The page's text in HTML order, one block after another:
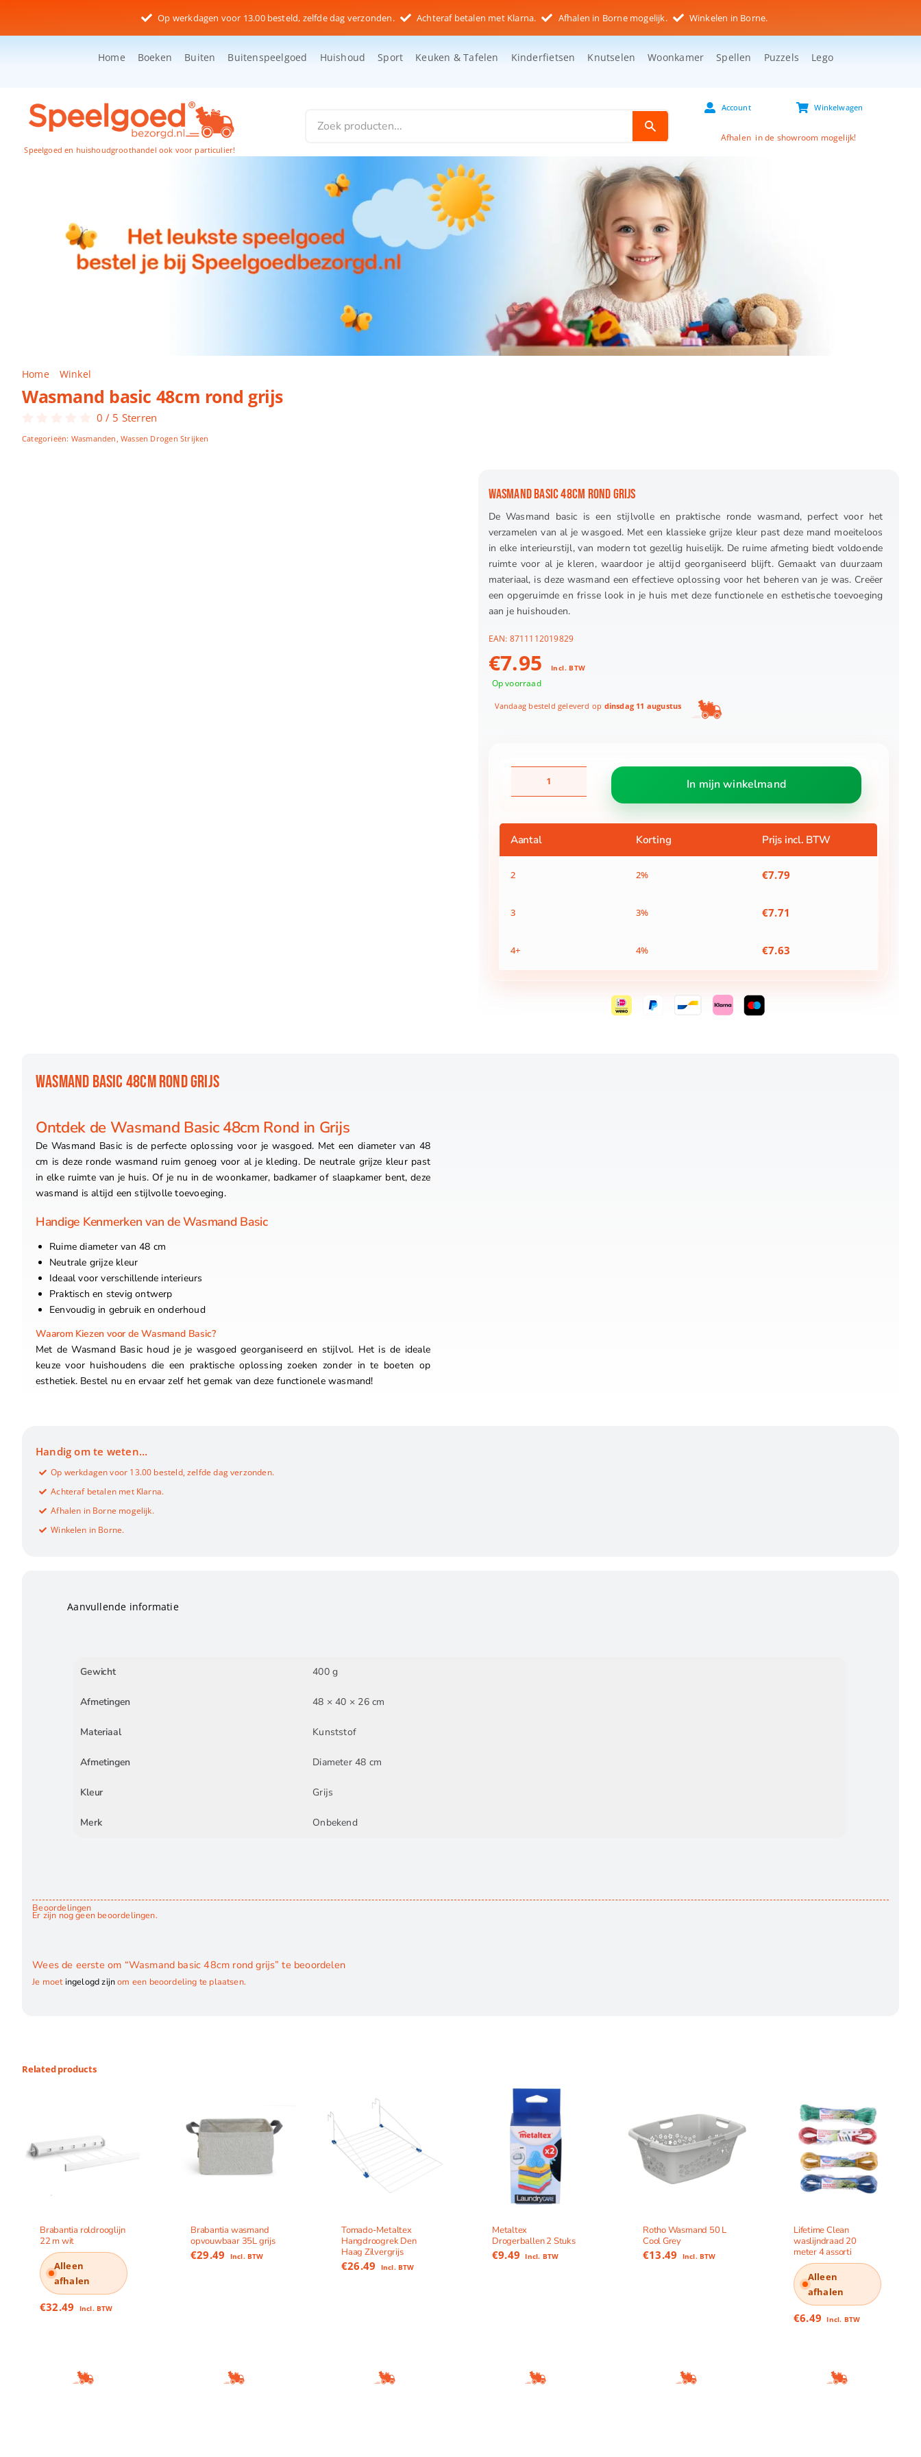
inhoud
Op werkdagen voor 13.00 besteld, zelfde dag verzonden. Achteraf betalen met Klarna. Afhalen in Borne mogelijk. Winkelen in Borne.
Home Boeken Buiten Buitenspeelgoed Huishoud Sport Keuken & Tafelen Kinderfietsen Knutselen Woonkamer Spellen Puzzels Lego
Speelgoed en huishoudgroothandel ook voor particulier!
Account Winkelwagen
Afhalen in de showroom mogelijk!
Home Winkel
Wasmand basic 48cm rond grijs
0 / 5 Sterren
Categorieën: Wasmanden , Wassen Drogen Strijken
WASMAND BASIC 48CM ROND GRIJS
De Wasmand basic is een stijlvolle en praktische ronde wasmand, perfect voor het
verzamelen van al je wasgoed. Met een klassieke grijze kleur past deze mand moeiteloos
in elke interieurstijl, van modern tot gezellig huiselijk. De ruime afmeting biedt voldoende
ruimte voor al je kleren, waardoor je altijd georganiseerd blijft. Gemaakt van duurzaam
materiaal, is deze wasmand een effectieve oplossing voor het beheren van je was. Creëer
een opgeruimde en frisse look in je huis met deze functionele en esthetische toevoeging
aan je huishouden.
EAN: 8711112019829
€7.95 Incl. BTW
Op voorraad
Vandaag besteld geleverd op dinsdag 11 augustus
basic
48cm
grijs
In mijn winkelmand
Aantal Korting Prijs incl. BTW
2 2% €7.79
3 3% €7.71
4+ 4% €7.63
WASMAND BASIC 48CM ROND GRIJS
Ontdek de Wasmand Basic 48cm Rond in Grijs
De Wasmand Basic is de perfecte oplossing voor je wasgoed. Met een diameter van 48
cm is deze ronde wasmand ruim genoeg voor al je kleding. De neutrale grijze kleur past
in elke ruimte van je huis. Of je nu in de woonkamer, badkamer of slaapkamer bent, deze
wasmand is altijd een stijlvolle toevoeging.
Handige Kenmerken van de Wasmand Basic
Ruime diameter van 48 cm
Neutrale grijze kleur
Ideaal voor verschillende interieurs
Praktisch en stevig ontwerp
Eenvoudig in gebruik en onderhoud
Waarom Kiezen voor de Wasmand Basic?
Met de Wasmand Basic houd je je wasgoed georganiseerd en stijlvol. Het is de ideale
keuze voor huishoudens die een praktische oplossing zoeken zonder in te boeten op
esthetiek. Bestel nu en ervaar zelf het gemak van deze functionele wasmand!
Handig om te weten…
Op werkdagen voor 13.00 besteld, zelfde dag verzonden.
Achteraf betalen met Klarna.
Afhalen in Borne mogelijk.
Winkelen in Borne.
Aanvullende informatie
Gewicht 400 g
Afmetingen 48 × 40 × 26 cm
Materiaal Kunststof
Afmetingen Diameter 48 cm
Kleur Grijs
Merk Onbekend
Beoordelingen
Er zijn nog geen beoordelingen.
Wees de eerste om “Wasmand basic 48cm rond grijs” te beoordelen
Je moetingelogd zijnom een beoordeling te plaatsen.
Related products
Brabantia roldrooglijn
22 m wit
Alleen
afhalen
€32.49 Incl. BTW
Brabantia wasmand
opvouwbaar 35L grijs
€29.49 Incl. BTW
Tomado-Metaltex
Hangdroogrek Den
Haag Zilvergrijs
€26.49 Incl. BTW
Metaltex
Drogerballen 2 Stuks
€9.49 Incl. BTW
Rotho Wasmand 50 L
Cool Grey
€13.49 Incl. BTW
Lifetime Clean
waslijndraad 20
meter 4 assorti
Alleen
afhalen
€6.49 Incl. BTW